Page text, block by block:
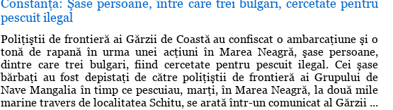
pescuit ilegal
Poliţiştii de frontieră ai Gărzii de Coastă au confiscat o ambarcaţiune şi o
tonă de rapană în urma unei acţiuni în Marea Neagră, şase persoane,
dintre care trei bulgari, fiind cercetate pentru pescuit ilegal. Cei şase
bărbaţi au fost depistaţi de către poliţiştii de frontieră ai Grupului de
Nave Mangalia în timp ce pescuiau, marţi, în Marea Neagră, la două mile
marine travers de localitatea Schitu, se arată într-un comunicat al Gărzii ...